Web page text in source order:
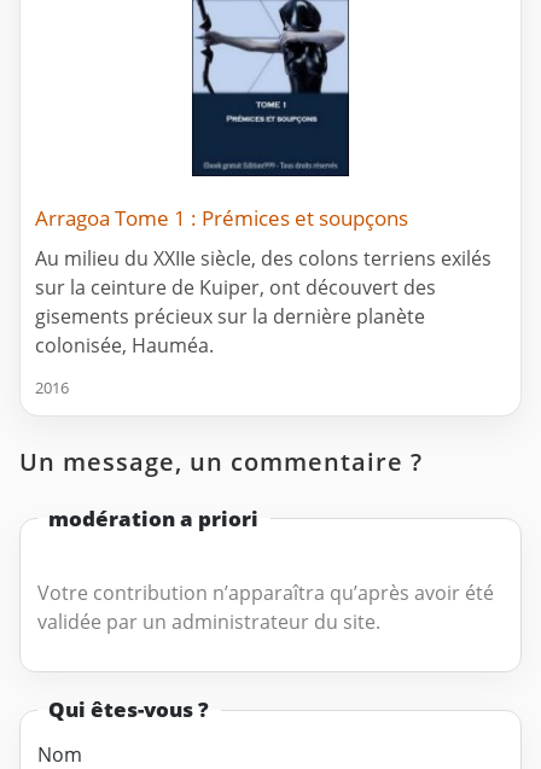
Arragoa Tome 1 : Prémices et soupçons
Au milieu du XXIIe siècle, des colons terriens exilés
sur la ceinture de Kuiper, ont découvert des
gisements précieux sur la dernière planète
colonisée, Hauméa.
2016
Un message, un commentaire ?
modération a priori
Votre contribution n’apparaîtra qu’après avoir été
validée par un administrateur du site.
Qui êtes-vous ?
Nom